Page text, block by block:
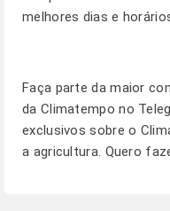
melhores dias e
Faça parte da maior
da Climatempo no
exclusivos sobre o
a agricultura. Quero